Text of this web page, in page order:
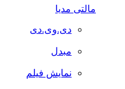
مالتی مدیا
دی.وی.دی
مبدل
نمایش فیلم